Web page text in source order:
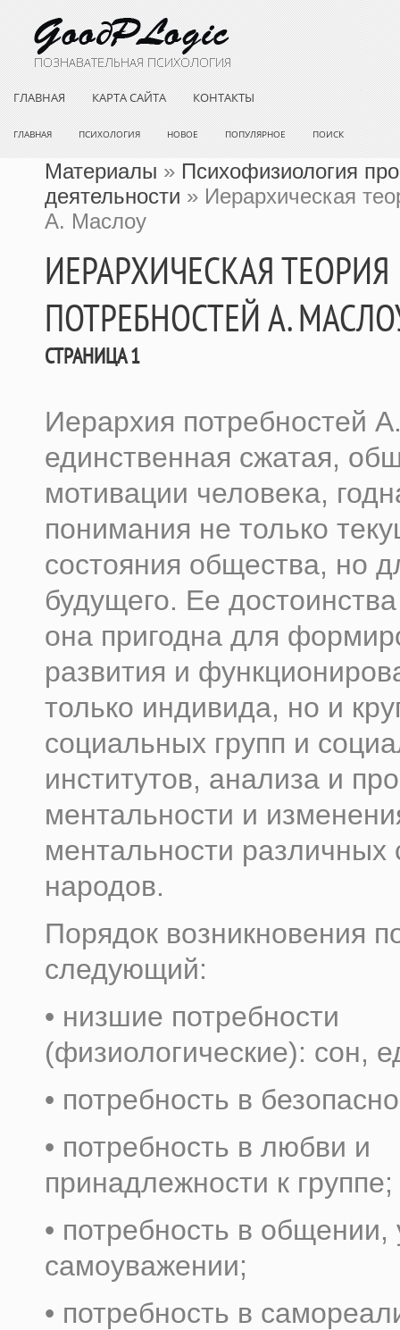
ГЛАВНАЯ КАРТА САЙТА КОНТАКТЫ
ГЛАВНАЯ ПСИХОЛОГИЯ НОВОЕ ПОПУЛЯРНОЕ ПОИСК
Материалы » Психофизиология
деятельности » Иерархическая
А. Маслоу
ИЕРАРХИЧЕСКАЯ ТЕОРИЯ
ПОТРЕБНОСТЕЙ А.
СТРАНИЦА 1
Иерархия потребностей
единственная сжатая,
мотивации человека,
понимания не только
состояния общества, но
будущего. Ее
она пригодна для
развития и
только индивида, но и
социальных групп и
институтов, анализа и
ментальности и
ментальности различных
народов.
Порядок возникновения
следующий:
• низшие потребности
(физиологические): сон,
• потребность в
• потребность в любви и
принадлежности к группе;
• потребность в
самоуважении;
• потребность в